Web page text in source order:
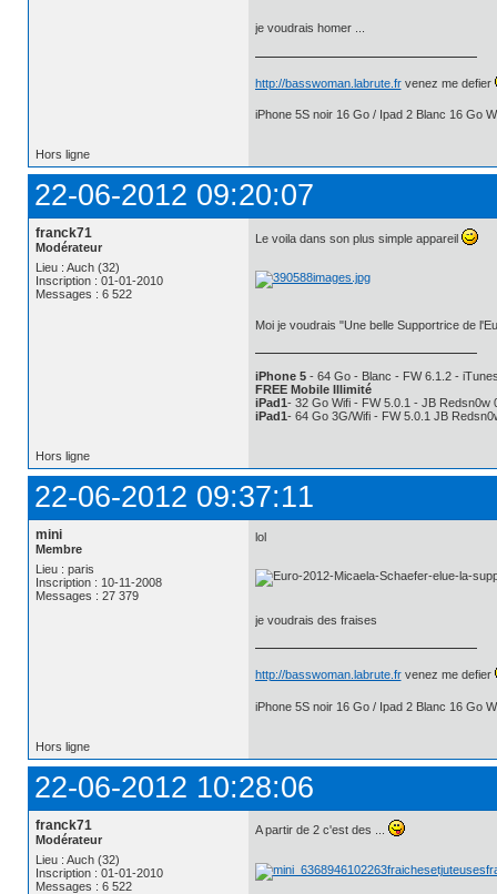
je voudrais homer ...
http://basswoman.labrute.frvenez me defier
iPhone 5S noir 16 Go / Ipad 2 Blanc 16 Go
Hors ligne
22-06-2012 09:20:07
franck71
Modérateur
Lieu : Auch (32)
Inscription : 01-01-2010
Messages : 6 522
Le voila dans son plus simple appareil
Moi je voudrais "Une belle Supportrice de
iPhone 5- 64 Go - Blanc - FW 6.1.2 -
FREE Mobile Illimité
iPad1- 32 Go Wifi - FW 5.0.1 - JB Redsn0w
iPad1- 64 Go 3G/Wifi - FW 5.0.1 JB
Hors ligne
22-06-2012 09:37:11
mini
Membre
Lieu : paris
Inscription : 10-11-2008
Messages : 27 379
lol
je voudrais des fraises
http://basswoman.labrute.frvenez me defier
iPhone 5S noir 16 Go / Ipad 2 Blanc 16 Go
Hors ligne
22-06-2012 10:28:06
franck71
Modérateur
Lieu : Auch (32)
Inscription : 01-01-2010
Messages : 6 522
A partir de 2 c'est des ...